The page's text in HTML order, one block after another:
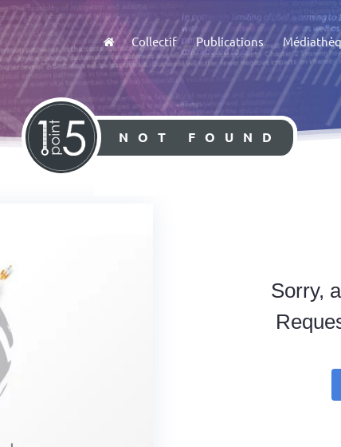
Collectif Publications
NOT FOUND
Sorry,